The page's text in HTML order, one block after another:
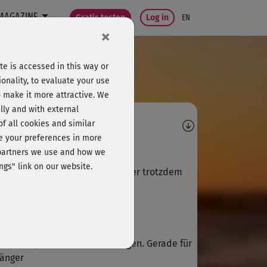
Gratis testen Log in EN
Gudrun422
sehr anstrendend, hat mir aber trotzdem
zu kompliziert, um einzusteigen. Gerade für
×
is accessed in this way or
to evaluate your use
it more attractive. We
and with external
all cookies and similar
your preferences in more
we use and how we
link on our website.